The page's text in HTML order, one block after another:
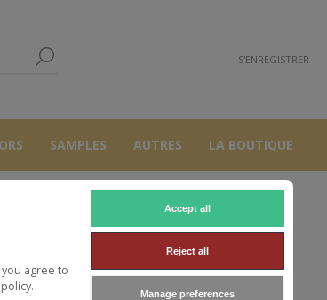
agree to
Accept all
Reject all
Manage preferences
S'ENREGISTRER
SAMPLES AUTRES LA BOUTIQUE
DE CED'